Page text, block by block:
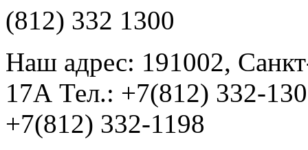
(812) 332 1300
Наш адрес: 191002,
17А Тел.: +7(812) 332-
+7(812) 332-1198